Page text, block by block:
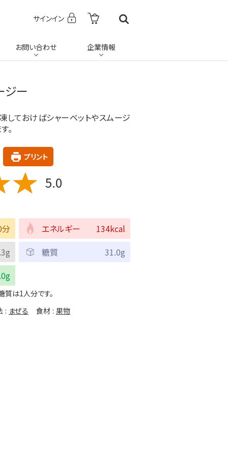
サインイン
お問い合わせ 企業情報
ジー
しておけばシャーベットやスムージ
。
プリント
5.0
分 エネルギー
134kcal
糖質
31.0g
質は1人分です。
まぜる 食材 果物